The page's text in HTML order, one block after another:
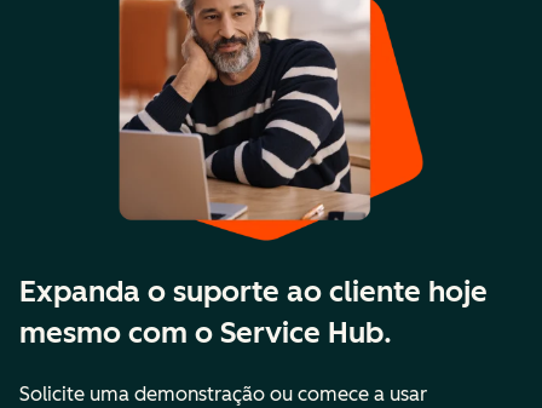
Expanda o suporte ao cliente hoje
mesmo com o Service Hub.
Solicite uma demonstração ou comece a usar